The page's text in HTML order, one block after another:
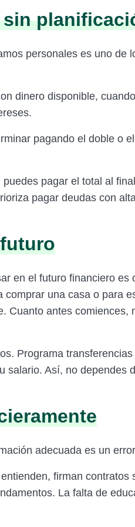
personales es uno de
dinero disponible,
pagando el doble o
pagar el total al
pagar deudas con
en el futuro financiero es
comprar una casa o para
Cuanto antes comiences,
Programa
salario. Así, no dependes
adecuada es un
firman contratos
La falta de